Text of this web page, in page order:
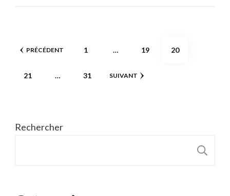
Pagination
publications
PRÉCÉDENT PAGE
1 … PAGE
19 PAGE
20
PAGE
21 … PAGE
31 SUIVANT
Rechercher